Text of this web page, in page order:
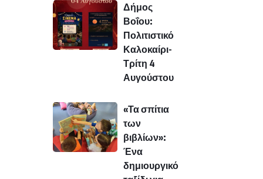
Δήμος
Βοΐου:
Πολιτιστικό
Καλοκαίρι-
Τρίτη 4
Αυγούστου
«Τα σπίτια
των
βιβλίων»:
Ένα
δημιουργικό